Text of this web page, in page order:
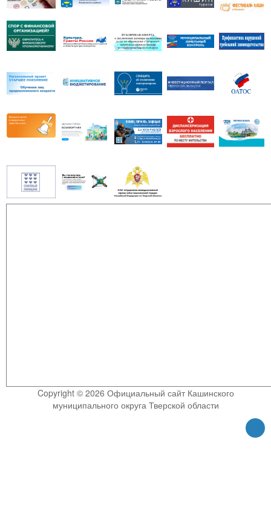
Copyright © 2026 Официальный сайт Кашинского
муниципального округа Тверской области